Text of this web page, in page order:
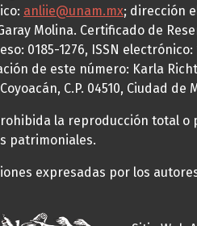
anliie@unam.mx; dirección
Molina. Certificado de
0185-1276, ISSN
de este número: Karla
C.P. 04510, Ciudad
la reproducción total o
patrimoniales.
expresadas por los